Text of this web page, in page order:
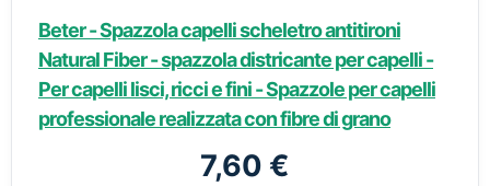
Beter - Spazzola capelli scheletro antitironi
Natural Fiber - spazzola districante per capelli -
Per capelli lisci, ricci e fini - Spazzole per capelli
professionale realizzata con fibre di grano
7,60 €